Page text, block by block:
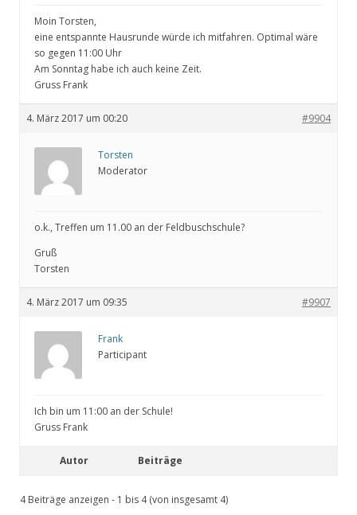
Moin Torsten,
eine entspannte Hausrunde würde ich mitfahren. Optimal wäre
so gegen 11:00 Uhr
Am Sonntag habe ich auch keine Zeit.
Gruss Frank
4. März 2017 um 00:20 #9904
Torsten
Moderator
o.k., Treffen um 11.00 an der Feldbuschschule?
Gruß
Torsten
4. März 2017 um 09:35 #9907
Frank
Participant
Ich bin um 11:00 an der Schule!
Gruss Frank
Autor Beiträge
4 Beiträge anzeigen - 1 bis 4 (von insgesamt 4)